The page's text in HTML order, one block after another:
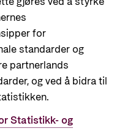
for
standarder og
partnerlands
og ved å bidra til
Statistikk- og